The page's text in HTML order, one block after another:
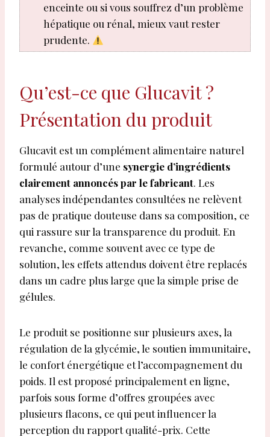
enceinte ou si vous souffrez d’un problème
hépatique ou rénal, mieux vaut rester
prudente.
Qu’est-ce que Glucavit ?
Présentation du produit
Glucavit est un complément alimentaire naturel
formulé autour d’une synergie d’ingrédients
clairement annoncés par le fabricant. Les
analyses indépendantes consultées ne relèvent
pas de pratique douteuse dans sa composition, ce
qui rassure sur la transparence du produit. En
revanche, comme souvent avec ce type de
solution, les effets attendus doivent être replacés
dans un cadre plus large que la simple prise de
gélules.
Le produit se positionne sur plusieurs axes, la
régulation de la glycémie, le soutien immunitaire,
le confort énergétique et l’accompagnement du
poids. Il est proposé principalement en ligne,
parfois sous forme d’offres groupées avec
plusieurs flacons, ce qui peut influencer la
perception du rapport qualité-prix. Cette